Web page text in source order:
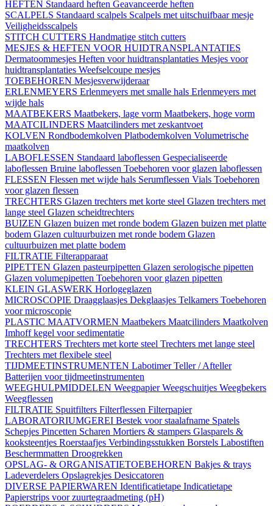
HEFTEN Standaard heften Geavanceerde heften
SCALPELS Standaard scalpels Scalpels met uitschuifbaar mesje
Veiligheidsscalpels
STITCH CUTTERS Handmatige stitch cutters
MESJES & HEFTEN VOOR HUIDTRANSPLANTATIES
Dermatoommesjes Heften voor huidtransplantaties Mesjes voor
huidtransplantaties Weefselcoupe mesjes
TOEBEHOREN Mesjesverwijderaar
ERLENMEYERS Erlenmeyers met smalle hals Erlenmeyers met
wijde hals
MAATBEKERS Maatbekers, lage vorm Maatbekers, hoge vorm
MAATCILINDERS Maatcilinders met zeskantvoet
KOLVEN Rondbodemkolven Platbodemkolven Volumetrische
maatkolven
LABOFLESSEN Standaard laboflessen Gespecialiseerde
laboflessen Bruine laboflessen Toebehoren voor glazen laboflessen
FLESSEN Flessen met wijde hals Serumflessen Vials Toebehoren
voor glazen flessen
TRECHTERS Glazen trechters met korte steel Glazen trechters met
lange steel Glazen scheidtrechters
BUIZEN Glazen buizen met ronde bodem Glazen buizen met platte
bodem Glazen cultuurbuizen met ronde bodem Glazen
cultuurbuizen met platte bodem
FILTRATIE Filterapparaat
PIPETTEN Glazen pasteurpipetten Glazen serologische pipetten
Glazen volumepipetten Toebehoren voor glazen pipetten
KLEIN GLASWERK Horlogeglazen
MICROSCOPIE Draagglaasjes Dekglaasjes Telkamers Toebehoren
voor microscopie
PLASTIC MAATVORMEN Maatbekers Maatcilinders Maatkolven
Imhoff kegel voor sedimentatie
TRECHTERS Trechters met korte steel Trechters met lange steel
Trechters met flexibele steel
TIJDMEETINSTRUMENTEN LabotimerTeller / Afteller
Batterijen voor tijdmeetinstrumenten
WEEGHULPMIDDELEN WeegpapierWeegschuitjes Weegbekers
Weegflessen
FILTRATIE Spuitfilters Filterflessen Filterpapier
LABORATORIUMGEREI Bestek voor staalafname Spatels
Schepjes Pincetten Scharen Mortiers & stampers Glasparels &
kooksteentjes Roerstaafjes Verbindingsstukken Borstels Labostiften
Beschermmatten Droogrekken
OPSLAG- & ORGANISATIETOEBEHOREN Bakjes & trays
Ladeverdelers Opslagrekjes Desiccatoren
DIVERSE PAPIERWAREN Identificatietape Indicatietape
Papierstrips voor zuurtegraadmeting (pH)